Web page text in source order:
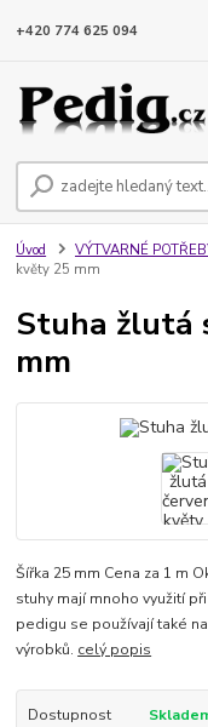
+420 774 625 094
Úvod VÝTVARNÉ
květy 25 mm
Stuha žlutá
mm
Šířka 25 mm Cena za 1 m
stuhy mají mnoho využití
pedigu se používají také
výrobků. celý popis
Dostupnost